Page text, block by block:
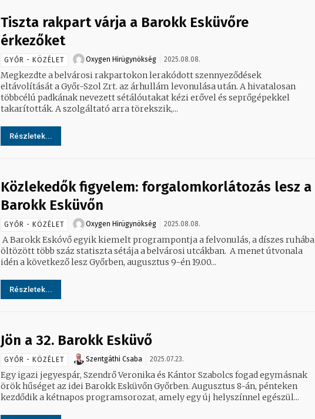
Tiszta rakpart várja a Barokk Esküvőre
érkezőket
GYŐR - KÖZÉLET Oxygen Hirügynökség 2025.08.08.
Megkezdte a belvárosi rakpartokon lerakódott szennyeződések
eltávolítását a Győr-Szol Zrt. az árhullám levonulása után. A hivatalosan
többcélú padkának nevezett sétálóutakat kézi erővel és seprőgépekkel
takarították. A szolgáltató arra törekszik,...
Részletek...
Közlekedők figyelem: forgalomkorlátozás lesz a
Barokk Esküvőn
GYŐR - KÖZÉLET Oxygen Hirügynökség 2025.08.08.
A Barokk Eskóvő egyik kiemelt programpontja a felvonulás, a díszes ruhába
öltözött több száz statiszta sétája a belvárosi utcákban. A menet útvonala
idén a következő lesz Győrben, augusztus 9-én 19.00...
Részletek...
Jön a 32. Barokk Esküvő
GYŐR - KÖZÉLET Szentgáthi Csaba 2025.07.23.
Egy igazi jegyespár, Szendrő Veronika és Kántor Szabolcs fogad egymásnak
örök hűséget az idei Barokk Esküvőn Győrben. Augusztus 8-án, pénteken
kezdődik a kétnapos programsorozat, amely egy új helyszínnel egészül...